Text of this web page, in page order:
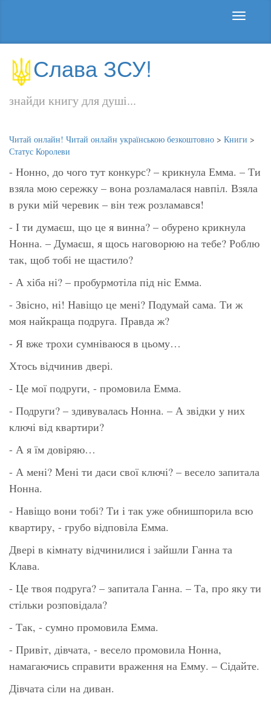
Слава ЗСУ!
знайди книгу для душі...
Читай онлайн! Читай онлайн українською безкоштовно > Книги >
Статус Королеви
- Нонно, до чого тут конкурс? – крикнула Емма. – Ти
взяла мою сережку – вона розламалася навпіл. Взяла
в руки мій черевик – він теж розламався!
- І ти думаєш, що це я винна? – обурено крикнула
Нонна. – Думаєш, я щось наговорюю на тебе? Роблю
так, щоб тобі не щастило?
- А хіба ні? – пробурмотіла під ніс Емма.
- Звісно, ні! Навіщо це мені? Подумай сама. Ти ж
моя найкраща подруга. Правда ж?
- Я вже трохи сумніваюся в цьому…
Хтось відчинив двері.
- Це мої подруги, - промовила Емма.
- Подруги? – здивувалась Нонна. – А звідки у них
ключі від квартири?
- А я їм довіряю…
- А мені? Мені ти даси свої ключі? – весело запитала
Нонна.
- Навіщо вони тобі? Ти і так уже обнишпорила всю
квартиру, - грубо відповіла Емма.
Двері в кімнату відчинилися і зайшли Ганна та
Клава.
- Це твоя подруга? – запитала Ганна. – Та, про яку ти
стільки розповідала?
- Так, - сумно промовила Емма.
- Привіт, дівчата, - весело промовила Нонна,
намагаючись справити враження на Емму. – Сідайте.
Дівчата сіли на диван.